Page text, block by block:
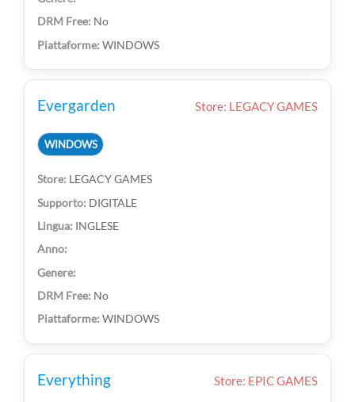
No
WINDOWS
Evergarden Store: LEGACY GAMES
WINDOWS
LEGACY GAMES
DIGITALE
INGLESE
No
WINDOWS
Everything Store: EPIC GAMES